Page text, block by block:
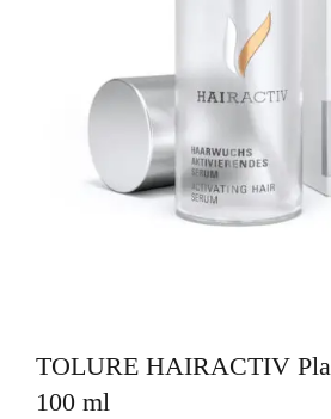
TOLURE HAIRACTIV
100 ml